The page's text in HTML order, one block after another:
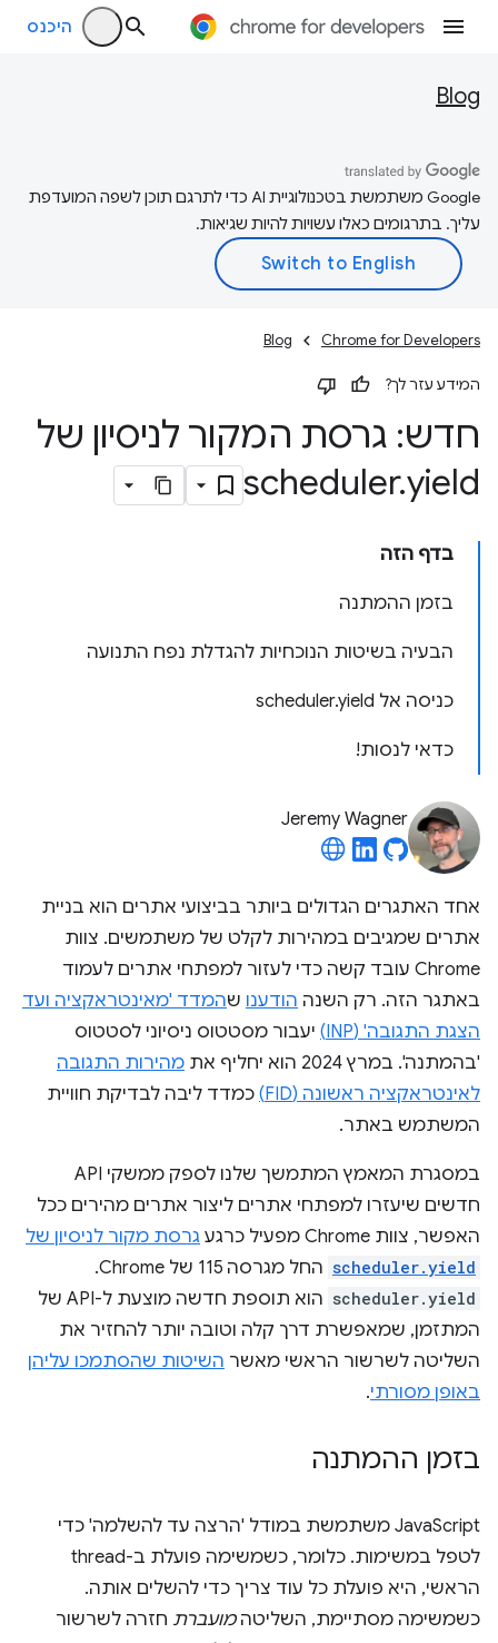
היכנס
Blog
‫Google משתמשת בטכנולוגיית AI כדי לתרגם תוכן לשפה המועדפת
עליך. בתרגומים כאלו עשויות להיות שגיאות.
Chrome for Developers
Blog
המידע עזר לך?
חדש: גרסת המקור לניסיון של
scheduler.yield
בדף הזה
בזמן ההמתנה
הבעיה בשיטות הנוכחיות להגדלת נפח התנועה
כניסה אל scheduler.yield
כדאי לנסות!
Jeremy Wagner
אחד האתגרים הגדולים ביותר בביצועי אתרים הוא בניית
אתרים שמגיבים במהירות לקלט של משתמשים. צוות
Chrome עובד קשה כדי לעזור למפתחי אתרים לעמוד
באתגר הזה. רק השנה הודענו שהמדד 'מאינטראקציה ועד
הצגת התגובה' (INP)
יעבור מסטטוס ניסיוני לסטטוס
'בהמתנה'. במרץ 2024 הוא יחליף את
מהירות התגובה
לאינטראקציה ראשונה (FID)
כמדד ליבה לבדיקת חוויית
המשתמש באתר.
במסגרת המאמץ המתמשך שלנו לספק ממשקי API
חדשים שיעזרו למפתחי אתרים ליצור אתרים מהירים ככל
האפשר, צוות Chrome מפעיל כרגע
גרסת מקור לניסיון של
scheduler.yield
החל מגרסה 115 של Chrome.
scheduler.yield
הוא תוספת חדשה מוצעת ל-API של
המתזמן, שמאפשרת דרך קלה וטובה יותר להחזיר את
השליטה לשרשור הראשי מאשר השיטות שהסתמכו עליהן
באופן מסורתי.
בזמן ההמתנה
‫JavaScript משתמשת במודל 'הרצה עד להשלמה' כדי
לטפל במשימות. כלומר, כשמשימה פועלת ב-thread
הראשי, היא פועלת כל עוד צריך כדי להשלים אותה.
כשמשימה מסתיימת, השליטהמועברת חזרה לשרשור